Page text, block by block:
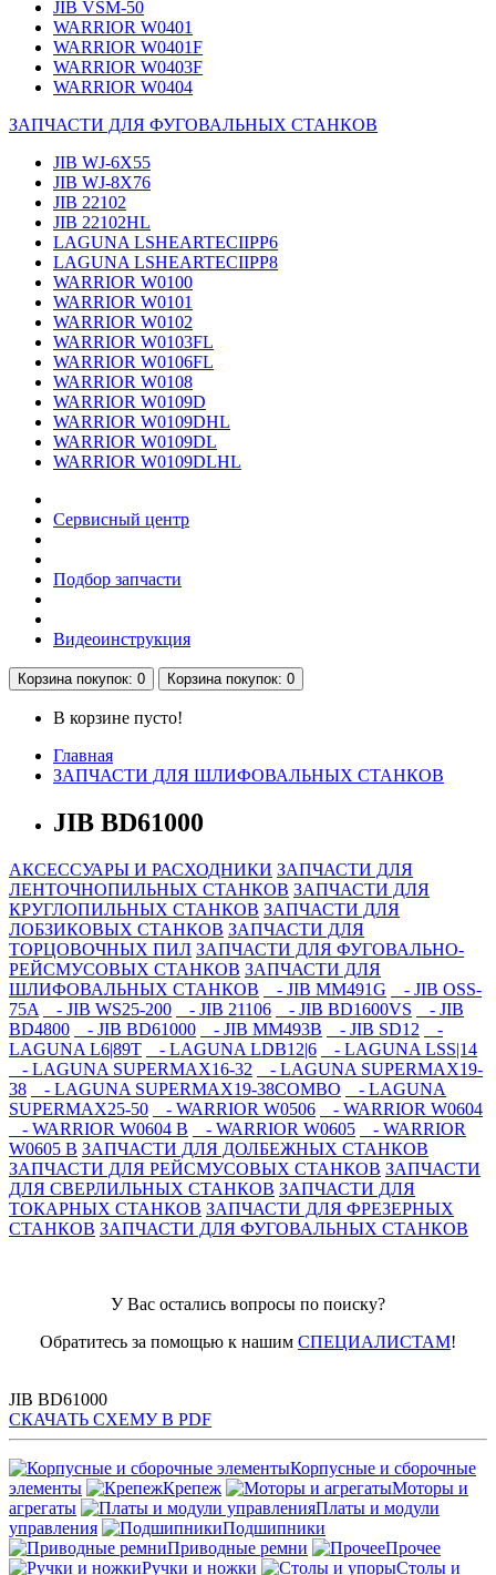
JIB VSM-50
WARRIOR W0401
WARRIOR W0401F
WARRIOR W0403F
WARRIOR W0404
ЗАПЧАСТИ ДЛЯ ФУГОВАЛЬНЫХ СТАНКОВ
JIB WJ-6X55
JIB WJ-8X76
JIB 22102
JIB 22102HL
LAGUNA LSHEARTECIIPP6
LAGUNA LSHEARTECIIPP8
WARRIOR W0100
WARRIOR W0101
WARRIOR W0102
WARRIOR W0103FL
WARRIOR W0106FL
WARRIOR W0108
WARRIOR W0109D
WARRIOR W0109DHL
WARRIOR W0109DL
WARRIOR W0109DLHL
Сервисный центр
Подбор запчасти
Видеоинструкция
Корзинапокупок: 0 Корзинапокупок: 0
В корзине пусто!
Главная
ЗАПЧАСТИ ДЛЯ ШЛИФОВАЛЬНЫХ СТАНКОВ
JIB BD61000
АКСЕССУАРЫ И РАСХОДНИКИ ЗАПЧАСТИ ДЛЯ
ЛЕНТОЧНОПИЛЬНЫХ СТАНКОВ ЗАПЧАСТИ ДЛЯ
КРУГЛОПИЛЬНЫХ СТАНКОВ ЗАПЧАСТИ ДЛЯ
ЛОБЗИКОВЫХ СТАНКОВ ЗАПЧАСТИ ДЛЯ
ТОРЦОВОЧНЫХ ПИЛ ЗАПЧАСТИ ДЛЯ ФУГОВАЛЬНО-
РЕЙСМУСОВЫХ СТАНКОВ ЗАПЧАСТИ ДЛЯ
ШЛИФОВАЛЬНЫХ СТАНКОВ
- JIB MM491G
- JIB OSS-
75A
- JIB WS25-200 - JIB 21106 - JIB BD1600VS
- JIB
BD4800
- JIB BD61000 - JIB MM493B - JIB SD12
-
LAGUNA L6|89T
- LAGUNA LDB12|6
- LAGUNA LSS|14
- LAGUNA SUPERMAX16-32
- LAGUNA SUPERMAX19-
38
- LAGUNA SUPERMAX19-38COMBO
- LAGUNA
SUPERMAX25-50
- WARRIOR W0506
- WARRIOR W0604
- WARRIOR W0604 B
- WARRIOR W0605
- WARRIOR
W0605 B ЗАПЧАСТИ ДЛЯ ДОЛБЕЖНЫХ СТАНКОВ
ЗАПЧАСТИ ДЛЯ РЕЙСМУСОВЫХ СТАНКОВ ЗАПЧАСТИ
ДЛЯ СВЕРЛИЛЬНЫХ СТАНКОВ ЗАПЧАСТИ ДЛЯ
ТОКАРНЫХ СТАНКОВ ЗАПЧАСТИ ДЛЯ ФРЕЗЕРНЫХ
СТАНКОВ ЗАПЧАСТИ ДЛЯ ФУГОВАЛЬНЫХ СТАНКОВ
У Вас остались вопросы по поиску?
Обратитесь за помощью к нашим СПЕЦИАЛИСТАМ!
JIB BD61000
СКАЧАТЬ СХЕМУ В PDF
Корпусные и сборочные
элементы
Крепеж
Моторы и
агрегаты
Платы и модули
управления
Подшипники
Приводные ремни
Прочее
Ручки и ножки
Столы и